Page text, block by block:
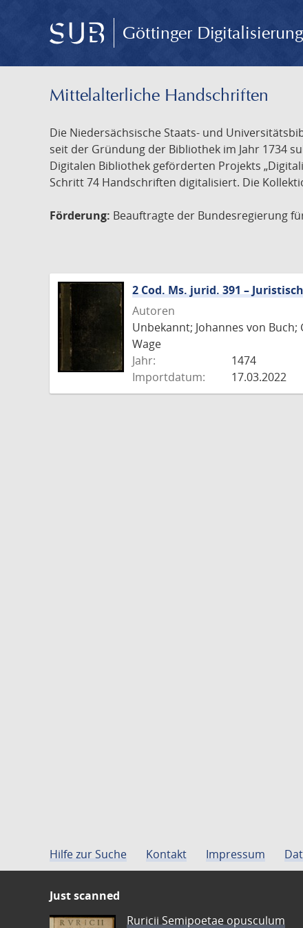
Göttinger
Mittelalterliche Handschriften
Die Niedersächsische Staats- und
seit der Gründung der Bibliothek im Jahr 1734
Digitalen Bibliothek geförderten Projekts
Schritt 74 Handschriften digitalisiert. Die
Förderung: Beauftragte der Bundesregierung
2 Cod. Ms. jurid. 391 –
Autoren
Unbekannt; Johannes von
Wage
Jahr:
1474
Importdatum:
17.03.2022
Hilfe zur Suche Kontakt Impressum
Just scanned
Ruricii Semipoetae opusculum